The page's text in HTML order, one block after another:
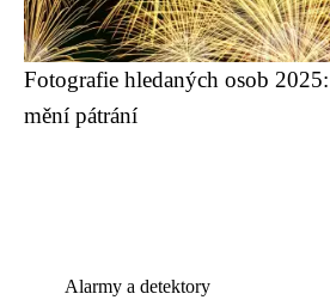
Fotografie hledaných osob
mění pátrání
Alarmy a detektory